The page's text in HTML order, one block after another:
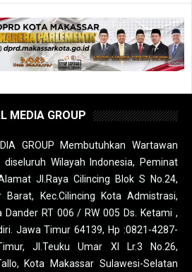
MEDIA GROUP
GROUP Membutuhkan Wartawan
Wilayah Indonesia, Peminat
Jl.Raya Cilincing Blok S No.24,
Barat, Kec.Cilincing Kota Admistrasi,
RT 006 / RW 005 Ds. Ketami ,
Jawa Timur 64139, Hp :0821-4287-
Jl.Teuku Umar XI Lr.3 No.26,
Kota Makassar Sulawesi-Selatan